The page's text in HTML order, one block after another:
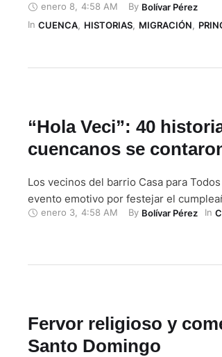
enero 8, 4:58 AM By Bolívar Pérez
In CUENCA, HISTORIAS, MIGRACIÓN,
“Hola Veci”: 40
cuencanos se
Los vecinos del barrio Casa para
evento emotivo por festejar el
enero 3, 4:58 AM By Bolívar Pérez In
Fervor religioso y
Santo Domingo